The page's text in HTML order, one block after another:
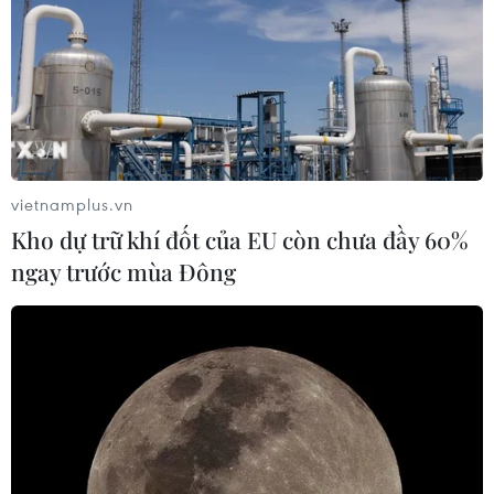
Theo dõi VietnamPlus
Bản Tin Dự báo Thời tiết
Áp thấp nhiệt đới trên vịnh Bắc Bộ sẽ gây ảnh
vietnamplus.vn
Kho dự trữ khí đốt của EU còn chưa đầy 60%
ngay trước mùa Đông